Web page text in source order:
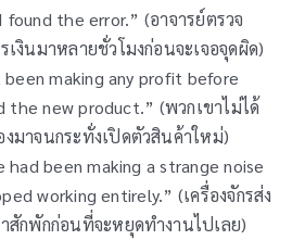
found the error.” (อาจารย์ตรวจ
เงินมาหลายชั่วโมงก่อนจะเจอจุดผิด)
been making any profit before
the new product.” (พวกเขาไม่ได้
งมาจนกระทั่งเปิดตัวสินค้าใหม่)
had been making a strange noise
working entirely.” (เครื่องจักรส่ง
สักพักก่อนที่จะหยุดทำงานไปเลย)